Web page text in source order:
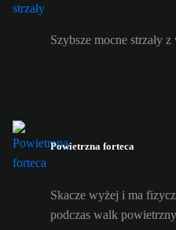
Szybsze mocne strzały
Powietrzna forteca
Skacze wyżej i ma
podczas walk